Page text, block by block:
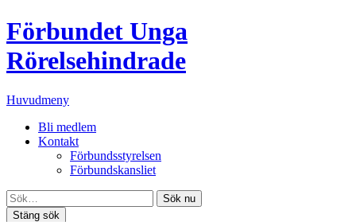
Förbundet Unga
Rörelsehindrade
Huvudmeny
Bli medlem
Kontakt
Förbundsstyrelsen
Förbundskansliet
Sök nu
Stäng sök